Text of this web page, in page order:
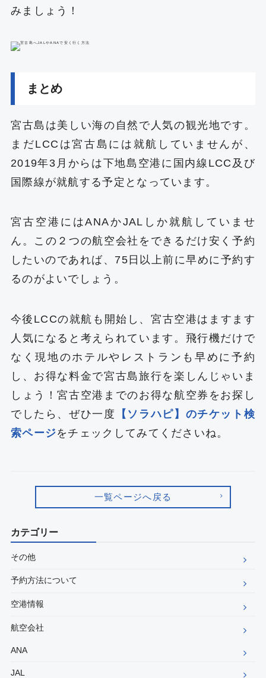
みましょう！
まとめ
宮古島は美しい海の自然で人気の観光地です。
まだLCCは宮古島には就航していませんが、
2019年3月からは下地島空港に国内線LCC及び
国際線が就航する予定となっています。
宮古空港にはANAかJALしか就航していませ
ん。この２つの航空会社をできるだけ安く予約
したいのであれば、75日以上前に早めに予約す
るのがよいでしょう。
今後LCCの就航も開始し、宮古空港はますます
人気になると考えられています。飛行機だけで
なく現地のホテルやレストランも早めに予約
し、お得な料金で宮古島旅行を楽しんじゃいま
しょう！宮古空港までのお得な航空券をお探し
でしたら、ぜひ一度
【ソラハピ】のチケット検
索ページをチェックしてみてくださいね。
一覧ページへ戻る
カテゴリー
その他
予約方法について
空港情報
航空会社
ANA
JAL